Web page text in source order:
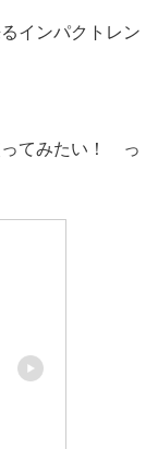
インパクトレン
てみたい！ っ